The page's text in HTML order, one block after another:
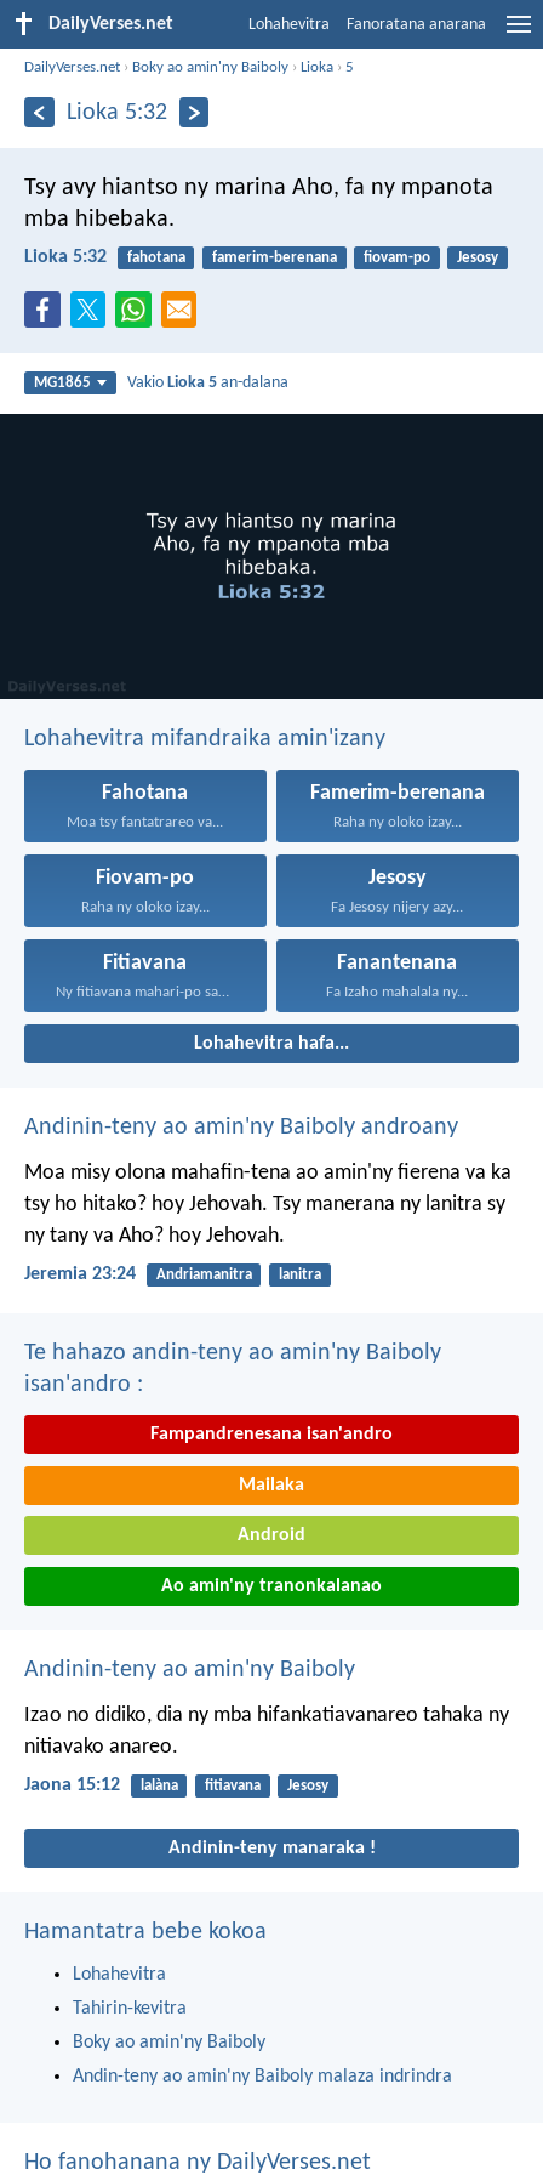
DailyVerses.net Lohahevitra Fanoratana anarana
DailyVerses.net › Boky ao amin'ny Baiboly ›Lioka ›5
Lioka 5:32
Tsy avy hiantso ny marina Aho, fa ny mpanota
mba hibebaka.
Lioka 5:32 fahotana famerim-berenana fiovam-po Jesosy
MG1865 VakioLioka 5 an-dalana
Lohahevitra mifandraika amin'izany
Fahotana
Moa tsy fantatrareo va...
Famerim-berenana
Raha ny oloko izay...
Fiovam-po
Raha ny oloko izay...
Jesosy
Fa Jesosy nijery azy...
Fitiavana
Ny fitiavana mahari-po sady...
Fanantenana
Fa Izaho mahalala ny...
Lohahevitra hafa...
Andinin-teny ao amin'ny Baiboly androany
Moa misy olona mahafin-tena ao amin'ny fierena va ka
tsy ho hitako? hoy Jehovah. Tsy manerana ny lanitra sy
ny tany va Aho? hoy Jehovah.
Jeremia 23:24 Andriamanitra lanitra
Te hahazo andin-teny ao amin'ny Baiboly
isan'andro :
Fampandrenesana isan'andro
Mailaka
Android
Ao amin'ny tranonkalanao
Andinin-teny ao amin'ny Baiboly
Izao no didiko, dia ny mba hifankatiavanareo tahaka ny
nitiavako anareo.
Jaona 15:12 lalàna fitiavana Jesosy
Andinin-teny manaraka !
Hamantatra bebe kokoa
Lohahevitra
Tahirin-kevitra
Boky ao amin'ny Baiboly
Andin-teny ao amin'ny Baiboly malaza indrindra
Ho fanohanana ny DailyVerses.net